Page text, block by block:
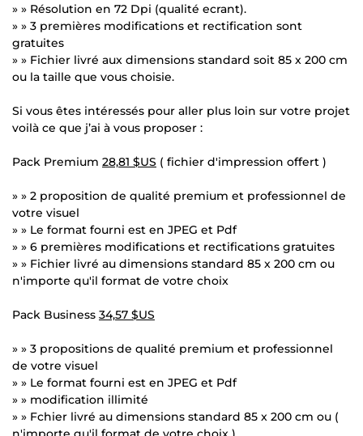
» » Résolution en 72 Dpi (qualité ecrant).
» » 3 premières modifications et rectification sont
gratuites
» » Fichier livré aux dimensions standard soit 85 x 200 cm
ou la taille que vous choisie.
Si vous êtes intéressés pour aller plus loin sur votre projet
voilà ce que j’ai à vous proposer :
Pack Premium 28,81 $US ( fichier d'impression offert )
» » 2 proposition de qualité premium et professionnel de
votre visuel
» » Le format fourni est en JPEG et Pdf
» » 6 premières modifications et rectifications gratuites
» » Fichier livré au dimensions standard 85 x 200 cm ou
n'importe qu'il format de votre choix
Pack Business 34,57 $US
» » 3 propositions de qualité premium et professionnel
de votre visuel
» » Le format fourni est en JPEG et Pdf
» » modification illimité
» » Fchier livré au dimensions standard 85 x 200 cm ou (